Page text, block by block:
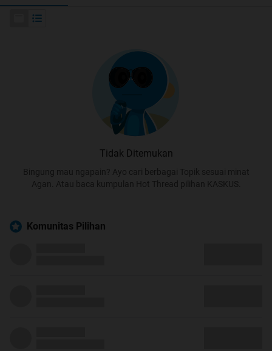
Tidak Ditemukan
Bingung mau ngapain? Ayo cari berbagai Topik sesuai minat
Agan. Atau baca kumpulan Hot Thread pilihan KASKUS.
Komunitas Pilihan